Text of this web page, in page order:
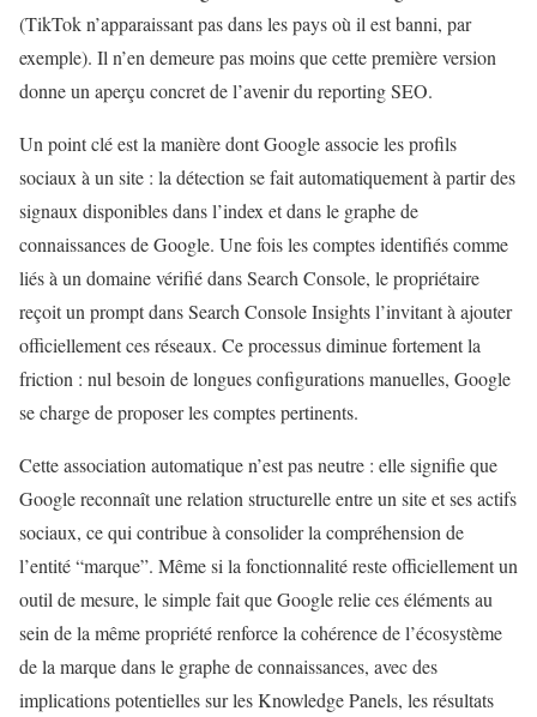
(TikTok n’apparaissant pas dans les pays où il est banni, par
exemple). Il n’en demeure pas moins que cette première version
donne un aperçu concret de l’avenir du reporting SEO.
Un point clé est la manière dont Google associe les profils
sociaux à un site : la détection se fait automatiquement à partir des
signaux disponibles dans l’index et dans le graphe de
connaissances de Google. Une fois les comptes identifiés comme
liés à un domaine vérifié dans Search Console, le propriétaire
reçoit un prompt dans Search Console Insights l’invitant à ajouter
officiellement ces réseaux. Ce processus diminue fortement la
friction : nul besoin de longues configurations manuelles, Google
se charge de proposer les comptes pertinents.
Cette association automatique n’est pas neutre : elle signifie que
Google reconnaît une relation structurelle entre un site et ses actifs
sociaux, ce qui contribue à consolider la compréhension de
l’entité “marque”. Même si la fonctionnalité reste officiellement un
outil de mesure, le simple fait que Google relie ces éléments au
sein de la même propriété renforce la cohérence de l’écosystème
de la marque dans le graphe de connaissances, avec des
implications potentielles sur les Knowledge Panels, les résultats